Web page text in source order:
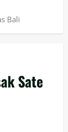
Bali
Sate